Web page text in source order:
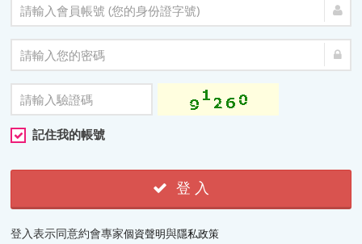
記住我的帳號
登 入
登入表示同意約會專家個資聲明與隱私政策